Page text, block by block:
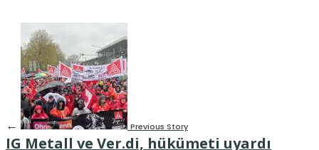
← Previous Story
IG Metall ve Ver.di, hükümeti uyardı